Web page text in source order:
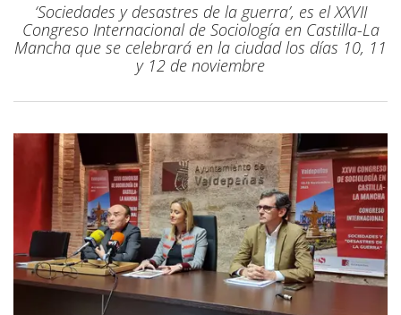
‘Sociedades y desastres de la guerra’, es el XXVII
Congreso Internacional de Sociología en Castilla-La
Mancha que se celebrará en la ciudad los días 10, 11
y 12 de noviembre